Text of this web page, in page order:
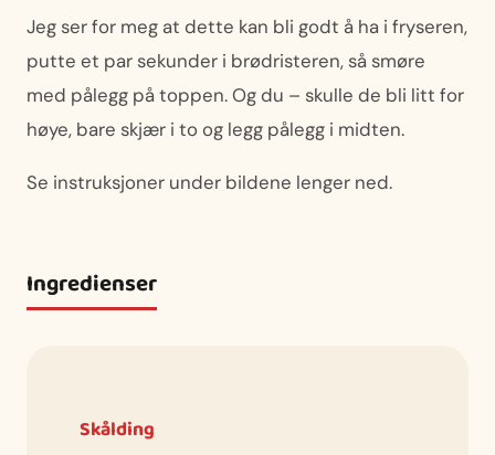
Jeg ser for meg at dette kan bli godt å ha i fryseren,
putte et par sekunder i brødristeren, så smøre
med pålegg på toppen. Og du – skulle de bli litt for
høye, bare skjær i to og legg pålegg i midten.
Se instruksjoner under bildene lenger ned.
Ingredienser
Skålding